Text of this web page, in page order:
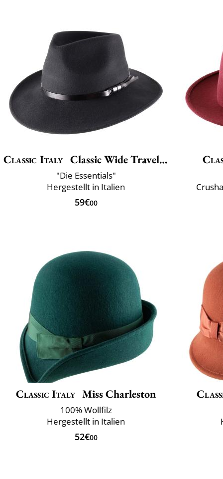
Classic Italy Classic Wide Traveller
"Die Essentials"
Hergestellt in Italien
59€00
Classic Italy Miss Charleston
100% Wollfilz
Hergestellt in Italien
52€00